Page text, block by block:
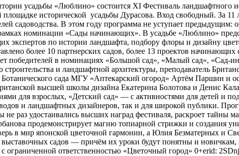
усадьбы «Люблино» состоится XI Фестиваль ландшафтного
исторической усадьбы Дурасова. Вход свободный. За 11
садоводства. В этом году программа не уступает
номинации «Сады начинающих». В усадьбе «Люблино»
экспертов по истории ландшафта, подбору флоры и дизайну
более 10 партнерских садов, более 13 проектов
победителей в номинациях «Большой сад», «Малый сад», «Сад-
строительства и ландшафтной архитектуры, преподаватель
сада МГУ «Аптекарский огород» Артём Паршин и
высшей школы дизайна Екатерина Болотова и Денис
для взрослых, «Детский сад» — с активностями для детей и
и ландшафтных дизайнеров, так и для широкой публики.
раз удостаивались высших наград фестиваля, раскроет тайны
продемонстрирует магию топиарной стрижки и создания
в мир японской цветочной гармонии, а Юлия Безматерных и
садов — причём их уроки будут понятны и
ограниченной ответственностью «Цветочный город» 0+erid: